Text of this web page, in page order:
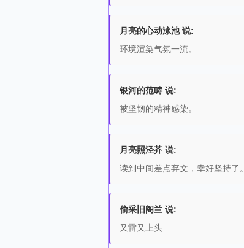
月亮的心动泳池 说:
环境渲染气氛一流。
银河的范畴 说:
被坚韧的精神感染。
月亮照泾芥 说:
读到中间差点弃文，幸好坚持了。
偷采旧阁兰 说:
又雷又上头